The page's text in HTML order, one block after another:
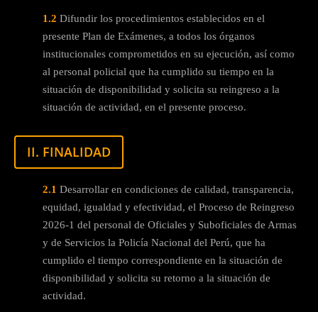
1.2 Difundir los procedimientos establecidos en el
presente Plan de Exámenes, a todos los órganos
institucionales comprometidos en su ejecución, así como
al personal policial que ha cumplido su tiempo en la
situación de disponibilidad y solicita su reingreso a la
situación de actividad, en el presente proceso.
II. FINALIDAD
2.1 Desarrollar en condiciones de calidad, transparencia,
equidad, igualdad y efectividad, el Proceso de Reingreso
2026-1 del personal de Oficiales y Suboficiales de Armas
y de Servicios la Policía Nacional del Perú, que ha
cumplido el tiempo correspondiente en la situación de
disponibilidad y solicita su retorno a la situación de
actividad.